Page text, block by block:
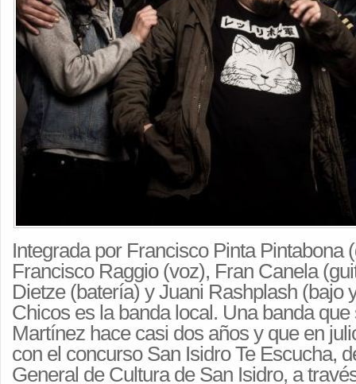
Integrada por Francisco Pinta Pintabona
Francisco Raggio (voz), Fran Canela
Dietze (batería) y Juani Rashplash (bajo
Chicos es la banda local. Una banda
Martínez hace casi dos años y que en
con el concurso San Isidro Te Escucha,
General de Cultura de San Isidro, a